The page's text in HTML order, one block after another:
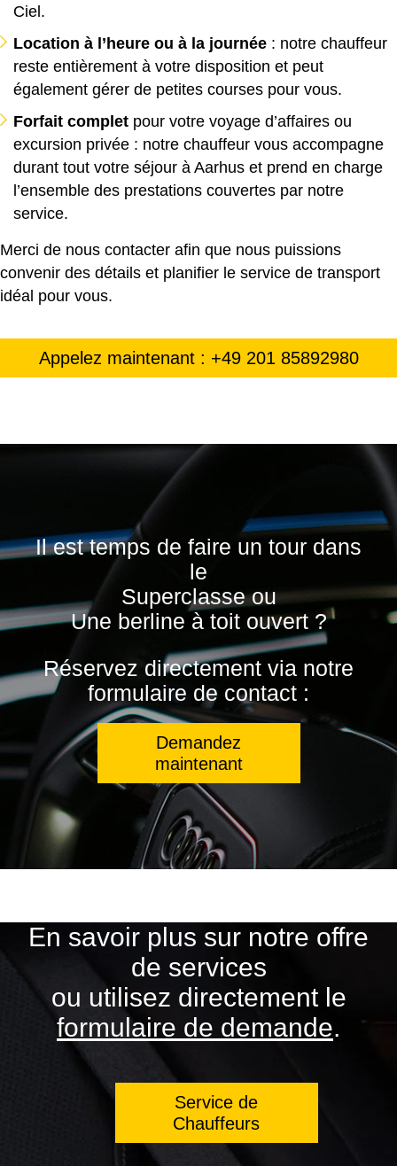
Ciel.
Location à l’heure ou à la journée : notre chauffeur
reste entièrement à votre disposition et peut
également gérer de petites courses pour vous.
Forfait complet pour votre voyage d’affaires ou
excursion privée : notre chauffeur vous accompagne
durant tout votre séjour à Aarhus et prend en charge
l’ensemble des prestations couvertes par notre
service.
Merci de nous contacter afin que nous puissions
convenir des détails et planifier le service de transport
idéal pour vous.
Appelez maintenant : +49 201 85892980
Il est temps de faire un tour dans
le
Superclasse ou
Une berline à toit ouvert ?
Réservez directement via notre
formulaire de contact :
Demandez
maintenant
En savoir plus sur notre offre
de services
ou utilisez directement le
formulaire de demande.
Service de
Chauffeurs